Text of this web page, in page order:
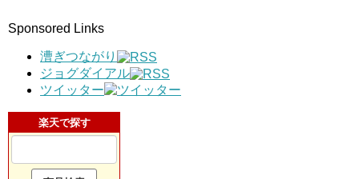
Sponsored Links
漕ぎつながり
ジョグダイアル
ツイッター
楽天で探す